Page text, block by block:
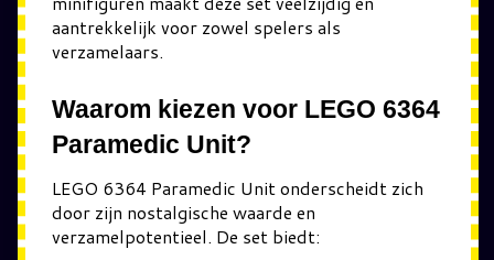
aantrekkelijk voor zowel spelers als
verzamelaars.
Waarom kiezen voor LEGO 6364
Paramedic Unit?
LEGO 6364 Paramedic Unit onderscheidt zich
door zijn nostalgische waarde en
verzamelpotentieel. De set biedt: